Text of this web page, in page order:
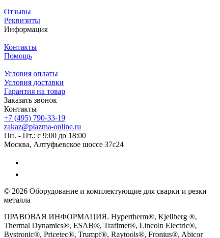
Отзывы
Реквизиты
Информация
Контакты
Помощь
Условия оплаты
Условия доставки
Гарантия на товар
Заказать звонок
Контакты
+7 (495) 790-33-19
zakaz@plazma-online.ru
Пн. - Пт.: с 9:00 до 18:00
Москва, Алтуфьевское шоссе 37с24
© 2026 Оборудование и комплектующие для сварки и резки
металла
ПРАВОВАЯ ИНФОРМАЦИЯ. Hypertherm®, Kjellberg ®,
Thermal Dynamics®, ESAB®, Trafimet®, Lincoln Electric®,
Bystronic®, Pricetec®, Trumpf®, Raytools®, Fronius®, Abicor